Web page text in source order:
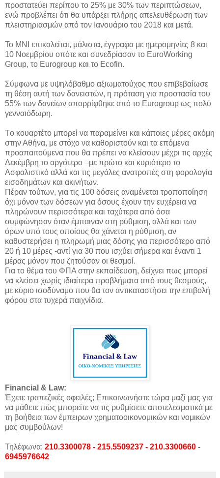
προστατεύει περίπου το 25% με 30% των περιπτώσεων,
ενώ προβλέπει ότι θα υπάρξει πλήρης απελευθέρωση των
πλειστηριασμών από τον Ιανουάριο του 2018 και μετά.
Το ΜΝΙ επικαλείται, μάλιστα, έγγραφα με ημερομηνίες 8 και
10 Νοεμβρίου οπότε και συνεδρίασαν το EuroWorking
Group, το Eurogroup και το Ecofin.
Σύμφωνα με υψηλόβαθμο αξιωματούχος που επιβεβαίωσε
τη θέση αυτή των δανειστών, η πρόταση για προστασία του
55% των δανείων απορρίφθηκε από το Eurogroup ως πολύ
γενναιόδωρη.
Tο κουαρτέτο μπορεί να παραμείνει και κάποιες μέρες ακόμη
στην Αθήνα, με στόχο να καθοριστούν και τα επόμενα
προαπαιτούμενα που θα πρέπει να κλείσουν μέχρι τις αρχές
Δεκέμβρη το αργότερο –με πρώτο και κυριότερο το
Ασφαλιστικό αλλά και τις μεγάλες ανατροπές στη φορολογία
εισοδημάτων και ακινήτων.
Πέραν τούτων, για τις 100 δόσεις αναμένεται τροποποίηση
όχι μόνον των δόσεων για όσους έχουν την ευχέρεια να
πληρώνουν περισσότερα και ταχύτερα από όσα
συμφώνησαν όταν έμπαιναν στη ρύθμιση, αλλά και των
όρων υπό τους οποίους θα χάνεται η ρύθμιση, αν
καθυστερήσει η πληρωμή μιας δόσης για περισσότερο από
20 ή 10 μέρες -αντί για 30 που ισχύει σήμερα και έναντι 1
μέρας μόνον που ζητούσαν οι θεσμοί.
Για το θέμα του ΦΠΑ στην εκπαίδευση, δείχνει πως μπορεί
να κλείσει χωρίς ιδιαίτερα προβλήματα από τους θεσμούς,
με κύριο ισοδύναμο που θα τον αντικαταστήσει την επιβολή
φόρου στα τυχερά παιχνίδια.
Financial & Law:
Έχετε τραπεζικές οφειλές; Επικοινωνήστε τώρα μαζί μας για
να μάθετε πώς μπορείτε να τις ρυθμίσετε αποτελεσματικά με
τη βοήθεια των έμπειρων χρηματοοικονομικών και νομικών
μας συμβούλων!
Τηλέφωνα: 210.3300078 - 215.5509237 - 210.3300660 -
6945976642